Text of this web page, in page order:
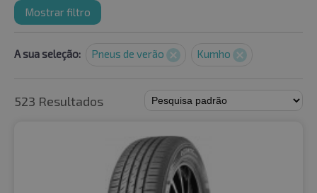
Mostrar filtro
A sua seleção: Pneus de verão Kumho
523 Resultados